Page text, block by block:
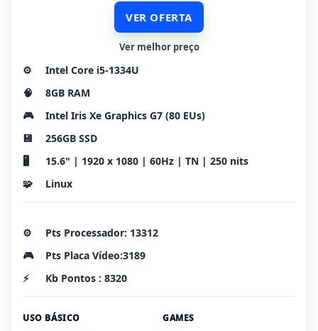
VER OFERTA
Ver melhor preço
⚙️
Intel Core i5-1334U
🧠
8GB RAM
🎮
Intel Iris Xe Graphics G7 (80 EUs)
💾
256GB SSD
🖥️
15.6" | 1920 x 1080 | 60Hz | TN | 250 nits
🧩
Linux
⚙️
Pts Processador: 13312
🎮
Pts Placa Vídeo:3189
⚡
Kb Pontos : 8320
USO BÁSICO GAMES